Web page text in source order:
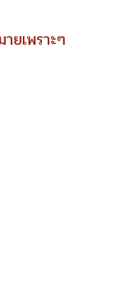
เพราะๆ